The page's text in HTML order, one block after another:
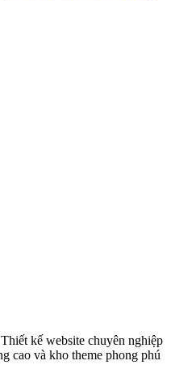
kế website chuyên nghiệp
cao và kho theme phong phú